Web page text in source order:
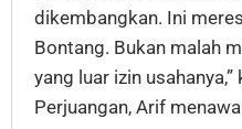
dikembangkan. Ini
Bontang. Bukan malah
yang luar izin
Perjuangan, Arif